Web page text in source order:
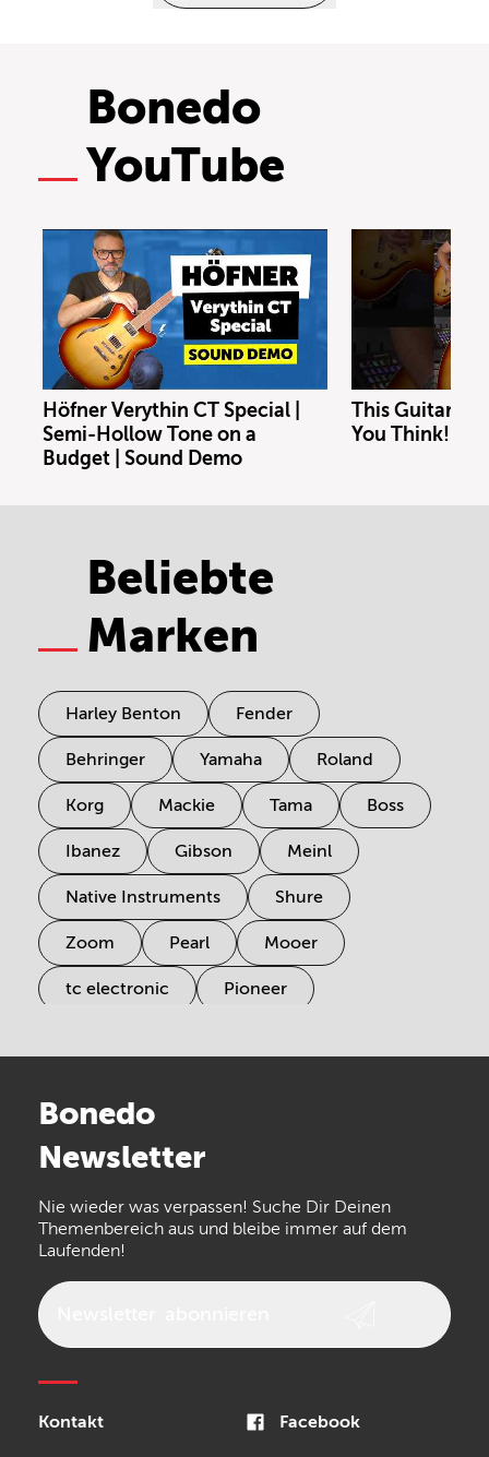
Bonedo
YouTube
Höfner Verythin CT Special |
Semi-Hollow Tone on a
Budget | Sound Demo
This Guitar
You Think!
Beliebte
Marken
Harley Benton Fender
Behringer Yamaha Roland
Korg Mackie Tama Boss
Ibanez Gibson Meinl
Native Instruments Shure
Zoom Pearl Mooer
tc electronic Pioneer
Arturia
the t.bone
Walrus Audio Epiphone
Bonedo
Newsletter
Nie wieder was verpassen! Suche Dir Deinen
Themenbereich aus und bleibe immer auf dem
Laufenden!
Kontakt Facebook